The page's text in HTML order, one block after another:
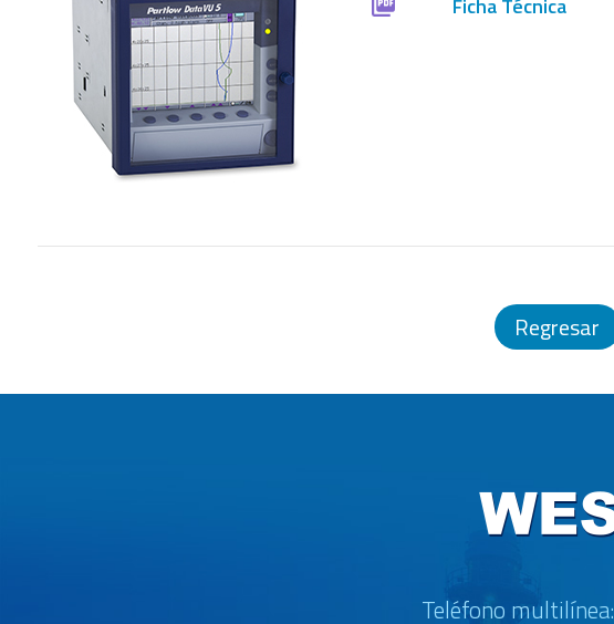
Ficha Técnica
Regresar
Teléfono multilínea: